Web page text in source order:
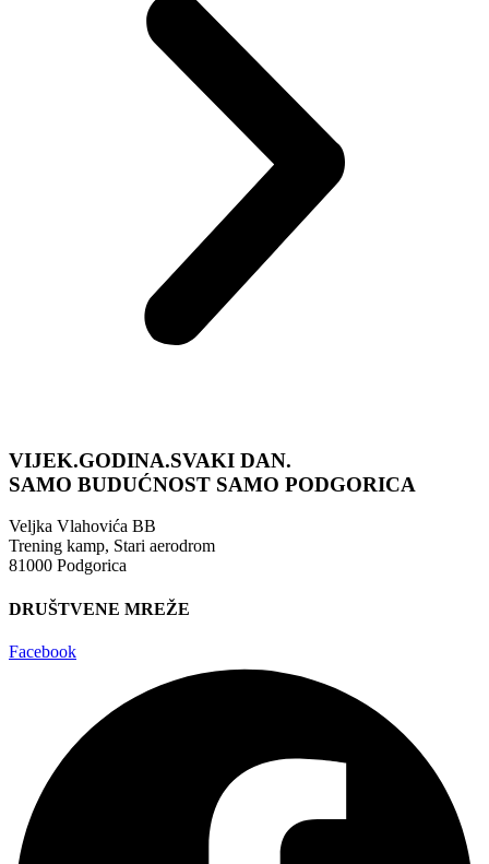
VIJEK.GODINA.SVAKI DAN.
SAMO BUDUĆNOST SAMO PODGORICA
Veljka Vlahovića BB
Trening kamp, Stari aerodrom
81000 Podgorica
DRUŠTVENE MREŽE
Facebook